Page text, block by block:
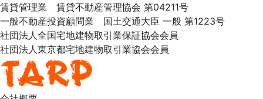
賃貸管理業 賃貸不動産管理協会 第04211号
一般不動産投資顧問業 国土交通大臣 一般 第1223号
社団法人全国宅地建物取引業保証協会会員
社団法人東京都宅地建物取引業協会会員